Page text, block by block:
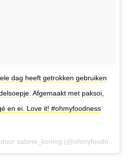
dag heeft getrokken gebruiken
Afgemaakt met paksoi,
en ei. Love it! #ohmyfoodness
Een foto die is geplaatst door sabine_koning (@ohmyfoodnessnl) op